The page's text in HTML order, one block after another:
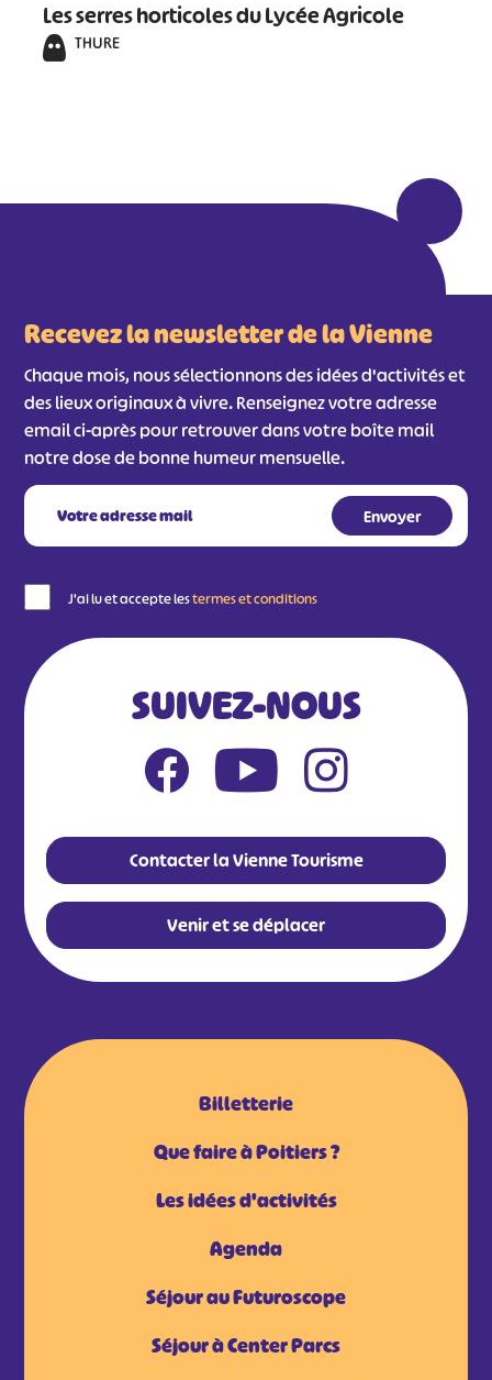
Les serres horticoles du Lycée Agricole
THURE
Recevez la newsletter de la Vienne
Chaque mois, nous sélectionnons des idées d'activités et
des lieux originaux à vivre. Renseignez votre adresse
email ci-après pour retrouver dans votre boîte mail
notre dose de bonne humeur mensuelle.
J'ai lu et accepte lestermes et conditions
SUIVEZ-NOUS
Contacter la Vienne Tourisme
Venir et se déplacer
Billetterie
Que faire à Poitiers ?
Les idées d'activités
Agenda
Séjour au Futuroscope
Séjour à Center Parcs